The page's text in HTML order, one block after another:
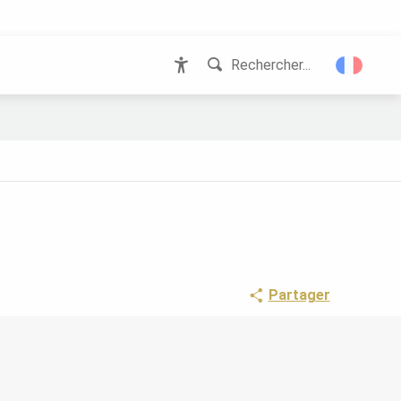
Rechercher...
Partager